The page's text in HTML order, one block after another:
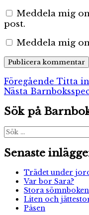
Meddela mig
post.
Meddela mig
Föregående
inlägg:
Titta
Nästa Nästa
Sök på
Sök
efter:
Senaste
Trädet under
Var bor Sara?
Stora
Liten och
Påsen